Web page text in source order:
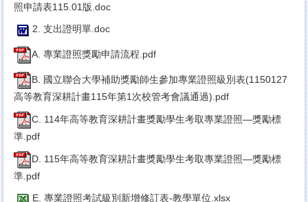
照申請表115.01版.doc
2. 支出證明單.doc
A. 專業證照獎勵申請流程.pdf
B. 國立聯合大學補助獎勵師生參加專業證照級別表(1150127
高等教育深耕計畫115年第1次校管考會議通過).pdf
C. 114年高等教育深耕計畫獎勵學生考取專業證照—獎勵標
準.pdf
D. 115年高等教育深耕計畫獎勵學生考取專業證照—獎勵標
準.pdf
E. 專業證照考試級別新增修訂表-教學單位.xlsx